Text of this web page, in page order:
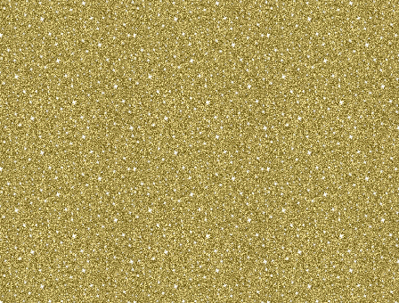
Kleiner, eleganter Hund, beweglich,
Knochenbau mit straffer Muskulatur.
quadratisch. Die Hohe der Hunden
drei kg. Der Kopf ist nicht groÃŸ. Der
breit im Profil rundlich. Der Ãœbergang
ist deutlich. Der Nasenschwamm ist
passenden Farbton. Der Fang ist
trocken und spitz. Die Lippen sind
anliegend, dunkel oder im passenden
sind klein, weiÃŸ, Scherengebiss.
SchneidezÃ¤hne im Ober- und im
Terriers sind flach. Die Augen sind